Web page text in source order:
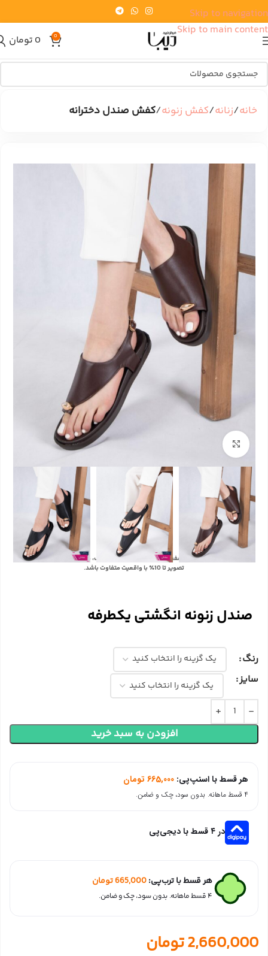
Skip to navigation
Skip to main content
0
0 تومان
خانه زنانه کفش زنونه کفش صندل دخترانه
بزرگنمایی تصویر
با توجه به تفاوت رنگ‌ها در صفحه نمایش دستگاه‌های مختلف، ممکن است رنگ محصولات در
تصویر تا 10٪ با واقعیت متفاوت باشد.
صندل زنونه انگشتی یکطرفه
رنگ
سایز
افزودن به سبد خرید
هر قسط با اسنپ‌پی: 665,000 تومان
۴ قسط ماهانه. بدون سود، چک و ضامن.
در ۴ قسط با دیجی‌پی
هر قسط با ترب‌پی:665,000تومان
۴ قسط ماهانه. بدون سود، چک و ضامن.
2,660,000تومان